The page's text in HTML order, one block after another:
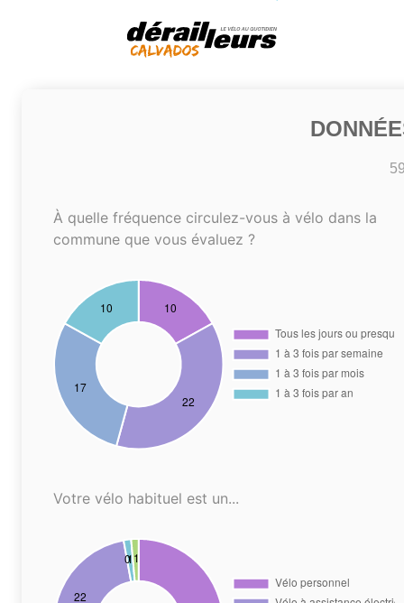
À quelle fréquence circulez-vous à vélo dans la
commune que vous évaluez ?
Votre vélo habituel est un...